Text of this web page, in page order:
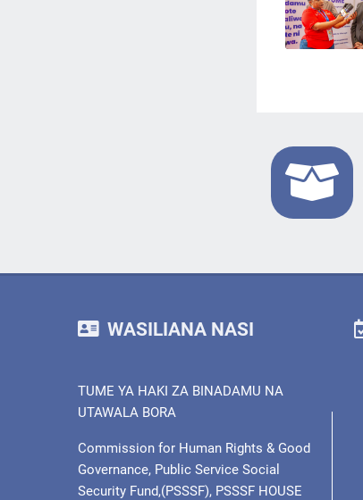
WASILIANA NASI
TUME YA HAKI ZA BINADAMU NA
UTAWALA BORA
Commission for Human Rights & Good
Governance, Public Service Social
Security Fund,(PSSSF), PSSSF HOUSE